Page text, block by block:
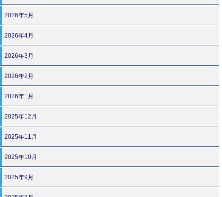
2026年5月
2026年4月
2026年3月
2026年2月
2026年1月
2025年12月
2025年11月
2025年10月
2025年9月